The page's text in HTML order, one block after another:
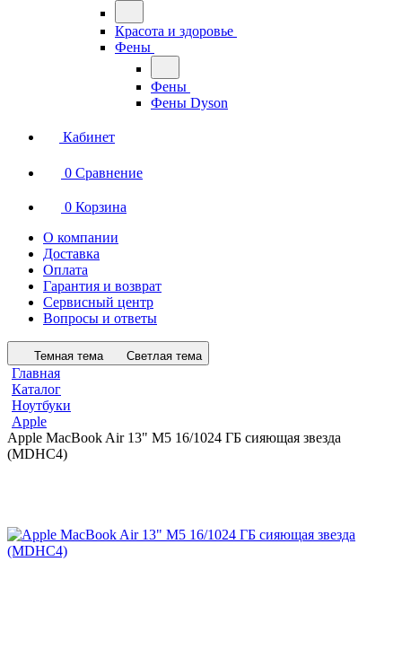
Красота и здоровье
Фены
Фены
Фены Dyson
Кабинет
0 Сравнение
0 Корзина
О компании
Доставка
Оплата
Гарантия и возврат
Сервисный центр
Вопросы и ответы
Темная тема Светлая тема
Главная
Каталог
Ноутбуки
Apple
Apple MacBook Air 13" M5 16/1024 ГБ сияющая звезда
(MDHC4)